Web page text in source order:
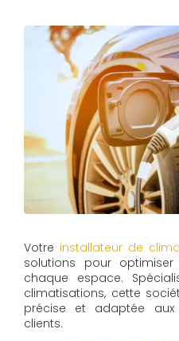
Votre installateur de
solutions pour
chaque espace.
climatisations, cette
précise et adaptée aux
clients.